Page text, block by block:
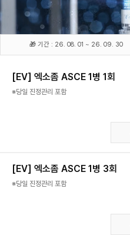
🎁 기간 : 26. 08. 01 ~ 26. 09. 30
[EV] 엑소좀 ASCE 1병 1회
※당일 진정관리 포함
[EV] 엑소좀 ASCE 1병 3회
※당일 진정관리 포함